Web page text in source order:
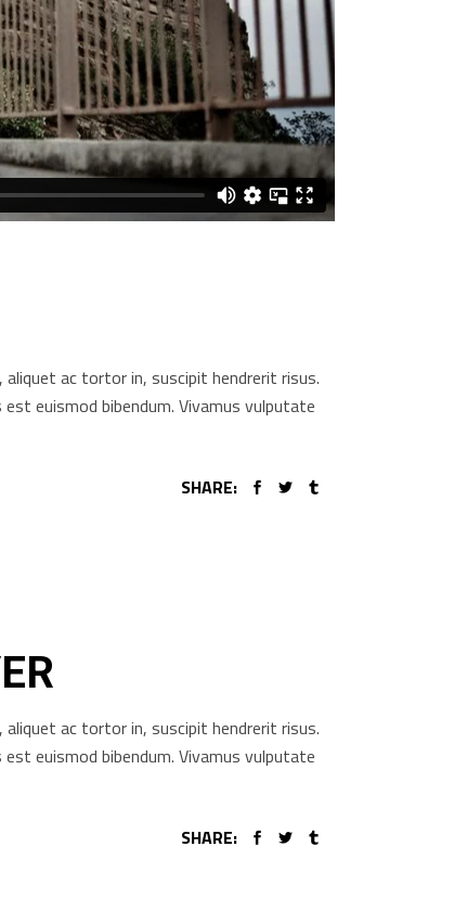
ac tortor in, suscipit hendrerit risus.
euismod bibendum. Vivamus vulputate
SHARE:
ac tortor in, suscipit hendrerit risus.
euismod bibendum. Vivamus vulputate
SHARE: